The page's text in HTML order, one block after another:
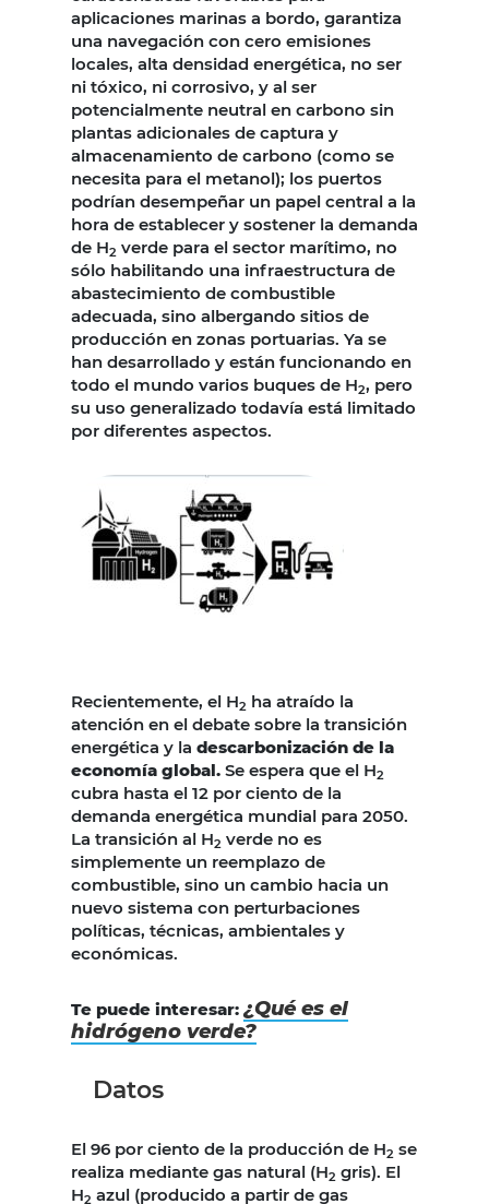
aplicaciones marinas a bordo, garantiza
una navegación con cero emisiones
locales, alta densidad energética, no ser
ni tóxico, ni corrosivo, y al ser
potencialmente neutral en carbono sin
plantas adicionales de captura y
almacenamiento de carbono (como se
necesita para el metanol); los puertos
podrían desempeñar un papel central a la
hora de establecer y sostener la demanda
de H2 verde para el sector marítimo, no
sólo habilitando una infraestructura de
abastecimiento de combustible
adecuada, sino albergando sitios de
producción en zonas portuarias. Ya se
han desarrollado y están funcionando en
todo el mundo varios buques de H2, pero
su uso generalizado todavía está limitado
por diferentes aspectos.
Recientemente, el H2 ha atraído la
atención en el debate sobre la transición
energética y la descarbonización de la
economía global. Se espera que el H2
cubra hasta el 12 por ciento de la
demanda energética mundial para 2050.
La transición al H2 verde no es
simplemente un reemplazo de
combustible, sino un cambio hacia un
nuevo sistema con perturbaciones
políticas, técnicas, ambientales y
económicas.
Te puede interesar: ¿Qué es el
hidrógeno verde?
Datos
El 96 por ciento de la producción de H2 se
realiza mediante gas natural (H2 gris). El
H2 azul (producido a partir de gas